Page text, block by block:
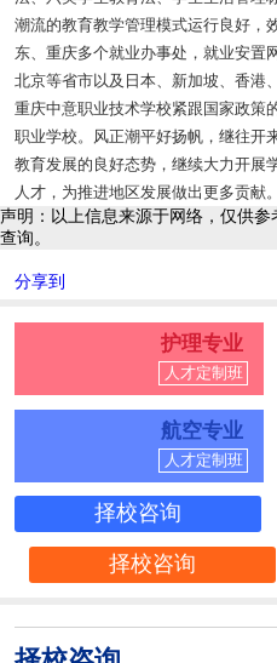
潮流的教育教学管理模式运行良好，
东、重庆多个就业办事处，就业安置
北京等省市以及日本、新加坡、香港
重庆中意职业技术学校紧跟国家政策
职业学校。风正潮平好扬帆，继往开
教育发展的良好态势，继续大力开展
人才，为推进地区发展做出更多贡献。
声明：以上信息来源于网络，仅供
查询。
分享到
护理专业
人才定制班
航空专业
人才定制班
择校咨询
择校咨询